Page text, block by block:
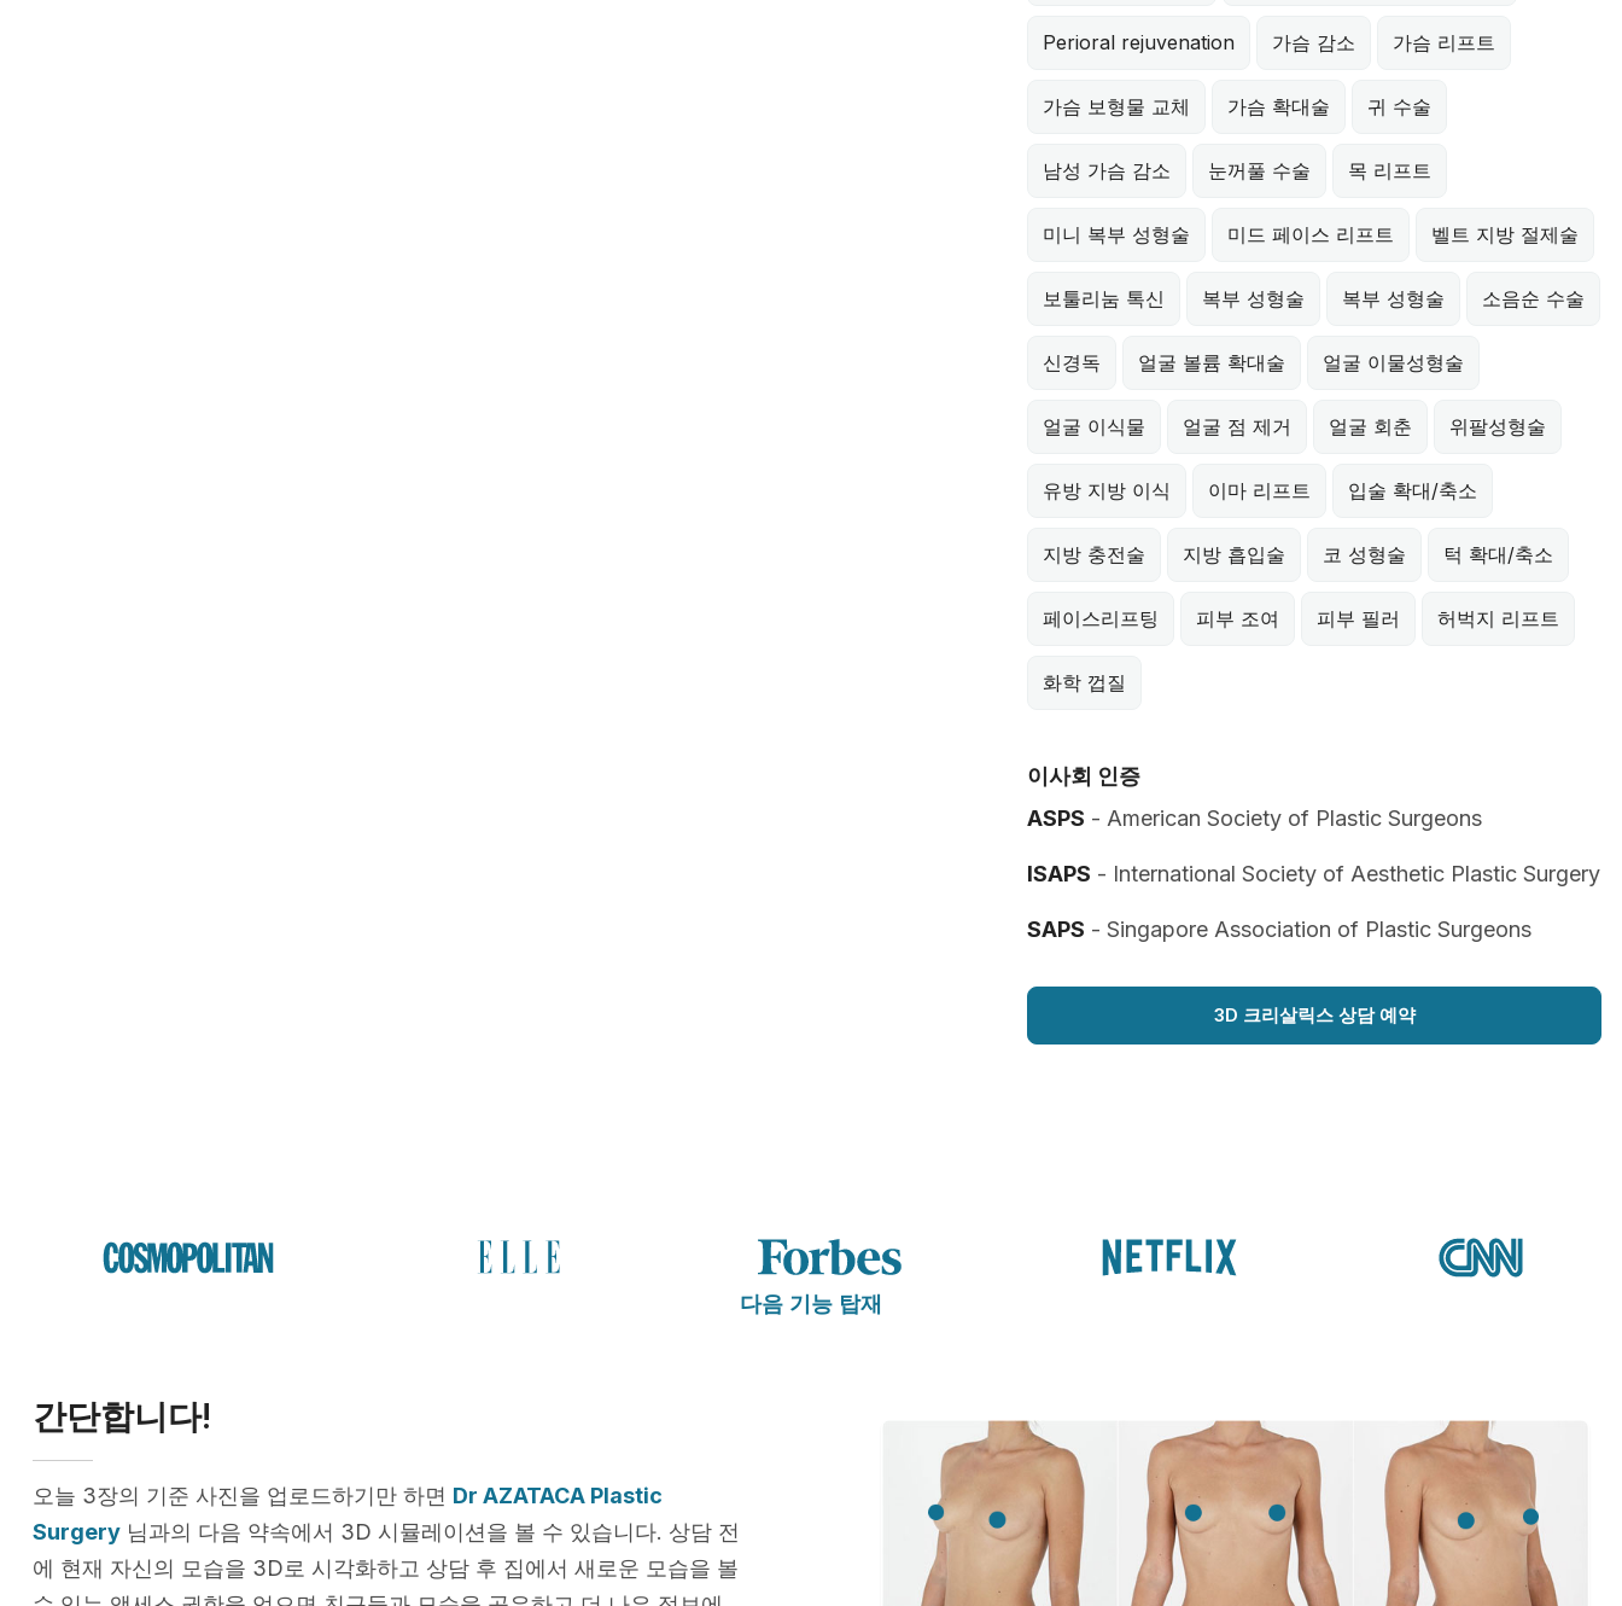
Perioral rejuvenation 가슴 감소 가슴 리프트
가슴 보형물 교체 가슴 확대술 귀 수술
남성 가슴 감소 눈꺼풀 수술 목 리프트
미니 복부 성형술 미드 페이스 리프트 벨트 지방 절제술
보툴리눔 톡신 복부 성형술 복부 성형술 소음순 수술
신경독 얼굴 볼륨 확대술 얼굴 이물성형술
얼굴 이식물 얼굴 점 제거 얼굴 회춘 위팔성형술
유방 지방 이식 이마 리프트 입술 확대/축소
지방 충전술 지방 흡입술 코 성형술 턱 확대/축소
페이스리프팅 피부 조여 피부 필러 허벅지 리프트
화학 껍질
이사회 인증
ASPS - American Society of Plastic Surgeons
ISAPS - International Society of Aesthetic Plastic Surgery
SAPS - Singapore Association of Plastic Surgeons
3D 크리살릭스 상담 예약
다음 기능 탑재
간단합니다!
오늘 3장의 기준 사진을 업로드하기만 하면 Dr AZATACA Plastic
Surgery 님과의 다음 약속에서 3D 시뮬레이션을 볼 수 있습니다. 상담 전
에 현재 자신의 모습을 3D로 시각화하고 상담 후 집에서 새로운 모습을 볼